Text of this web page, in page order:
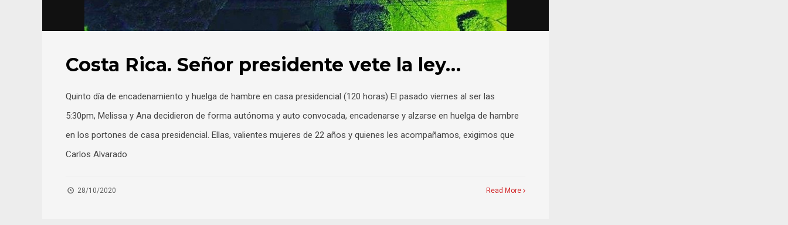
Costa Rica. Señor presidente vete la ley…
Quinto día de encadenamiento y huelga de hambre en casa presidencial (120 horas) El pasado viernes al ser las
5:30pm, Melissa y Ana decidieron de forma autónoma y auto convocada, encadenarse y alzarse en huelga de hambre
en los portones de casa presidencial. Ellas, valientes mujeres de 22 años y quienes les acompañamos, exigimos que
Carlos Alvarado
28/10/2020 Read More